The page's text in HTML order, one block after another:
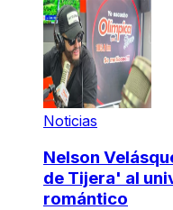
Noticias
Nelson
de Tijera' al
romántico